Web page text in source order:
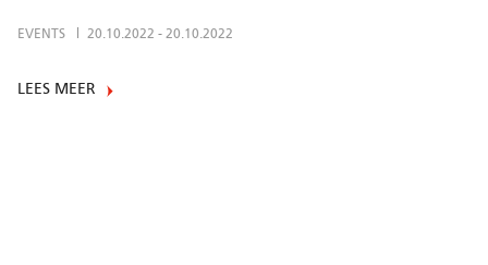
EVENTS 20.10.2022 - 20.10.2022
LEES MEER